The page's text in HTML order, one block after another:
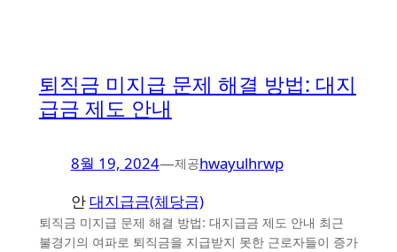
퇴직금 미지급 문제 해결 방법: 대지
급금 제도 안내
8월 19, 2024—제공hwayulhrwp
안대지급금(체당금)
퇴직금 미지급 문제 해결 방법: 대지급금 제도 안내 최근
불경기의 여파로 퇴직금을 지급받지 못한 근로자들이 증가